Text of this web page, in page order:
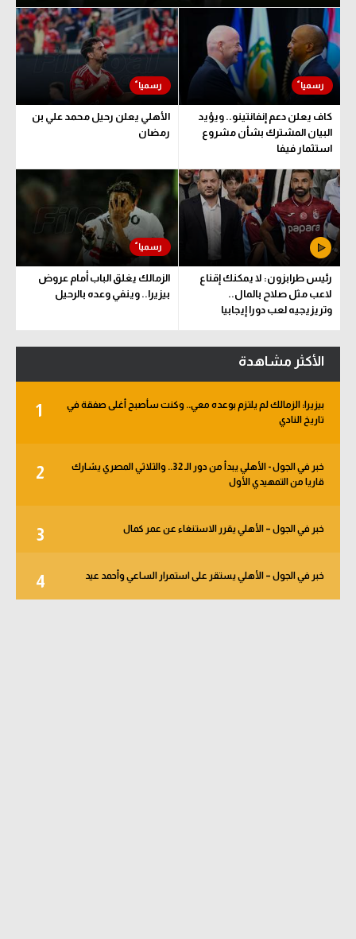
كاف يعلن دعم إنفانتينو.. ويؤيد
البيان المشترك بشأن مشروع
استثمار فيفا
الأهلي يعلن رحيل محمد علي بن
رمضان
رئيس طرابزون: لا يمكنك إقناع
لاعب مثل صلاح بالمال..
وتريزيجيه لعب دورا إيجابيا
الزمالك يغلق الباب أمام عروض
بيزيرا.. وينفي وعده بالرحيل
الأكثر مشاهدة
1
بيزيرا: الزمالك لم يلتزم بوعده معي.. وكنت سأصبح أغلى صفقة في
تاريخ النادي
2
خبر في الجول - الأهلي يبدأ من دور الـ 32.. والثلاثي المصري يشارك
قاريا من التمهيدي الأول
3 خبر في الجول – الأهلي يقرر الاستنغاء عن عمر كمال
4 خبر في الجول – الأهلي يستقر على استمرار الساعي وأحمد عيد